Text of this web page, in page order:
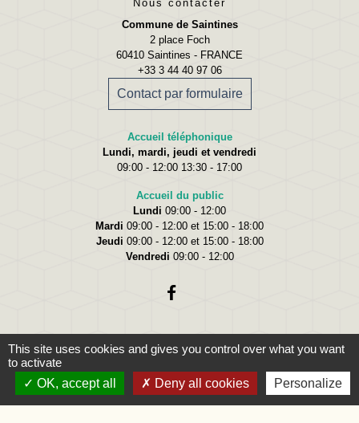
Nous contacter
Commune de Saintines
2 place Foch
60410 Saintines - FRANCE
+33 3 44 40 97 06
Contact par formulaire
Accueil téléphonique
Lundi, mardi, jeudi et vendredi
09:00 - 12:00 13:30 - 17:00
Accueil du public
Lundi 09:00 - 12:00
Mardi 09:00 - 12:00 et 15:00 - 18:00
Jeudi 09:00 - 12:00 et 15:00 - 18:00
Vendredi 09:00 - 12:00
Liens
This site uses cookies and gives you control over what you want
to activate
OK, accept all
Deny all cookies Personalize